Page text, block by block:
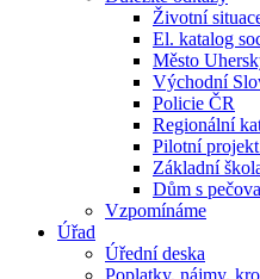
Životní
El. katalog
Město
Východní
Policie ČR
Regionální
Pilotní
Základní
Dům s
Vzpomínáme
Úřad
Úřední deska
Poplatky, nájmy,